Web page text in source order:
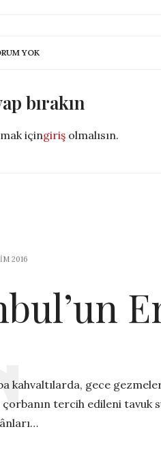
YOK
bırakın
içingiriş olmalısın.
2016
kahvaltılarda, gece
tercih edileni tavuk